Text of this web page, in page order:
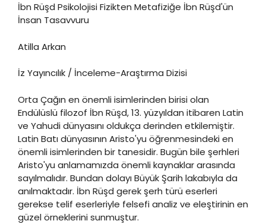
İbn Rüşd Psikolojisi Fizikten Metafiziğe İbn Rüşd'ün
İnsan Tasavvuru
Atilla Arkan
İz Yayıncılık / İnceleme-Araştırma Dizisi
Orta Çağın en önemli isimlerinden birisi olan
Endülüslü filozof İbn Rüşd, 13. yüzyıldan itibaren Latin
ve Yahudi dünyasını oldukça derinden etkilemiştir.
Latin Batı dünyasının Aristo'yu öğrenmesindeki en
önemli isimlerinden bir tanesidir. Bugün bile şerhleri
Aristo'yu anlamamızda önemli kaynaklar arasında
sayılmalıdır. Bundan dolayı Büyük Şarih lakabıyla da
anılmaktadır. İbn Rüşd gerek şerh türü eserleri
gerekse telif eserleriyle felsefi analiz ve eleştirinin en
güzel örneklerini sunmuştur.